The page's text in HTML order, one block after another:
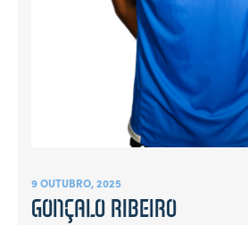
9 OUTUBRO, 2025
GONÇALO RIBEIRO